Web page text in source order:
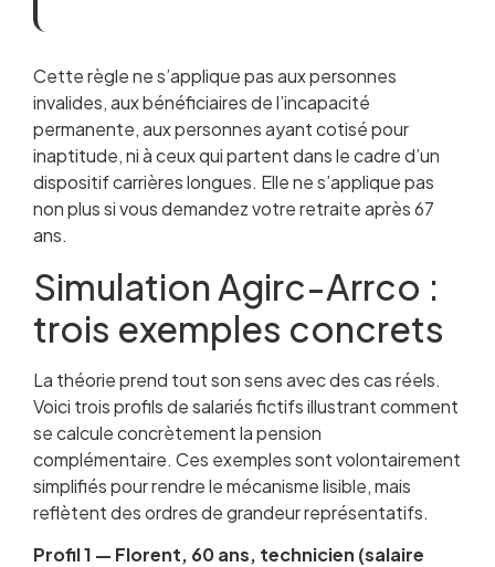
Cette règle ne s’applique pas aux personnes
invalides, aux bénéficiaires de l’incapacité
permanente, aux personnes ayant cotisé pour
inaptitude, ni à ceux qui partent dans le cadre d’un
dispositif carrières longues. Elle ne s’applique pas
non plus si vous demandez votre retraite après 67
ans.
Simulation Agirc-Arrco :
trois exemples concrets
La théorie prend tout son sens avec des cas réels.
Voici trois profils de salariés fictifs illustrant comment
se calcule concrètement la pension
complémentaire. Ces exemples sont volontairement
simplifiés pour rendre le mécanisme lisible, mais
reflètent des ordres de grandeur représentatifs.
Profil 1 — Florent, 60 ans, technicien (salaire